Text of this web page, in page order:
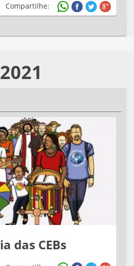
Compartilhe:
2021
das CEBs